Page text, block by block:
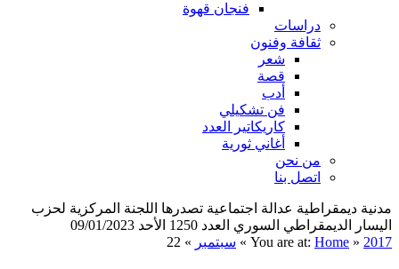
فنجان قهوة
دراسات
ثقافة وفنون
شعر
قصة
أدب
فن تشكيلي
كاريكاتير العدد
أغاني ثورية
من نحن
اتصل بنا
مدنية ديمقراطية عدالة اجتماعية تصدرها اللجنة المركزية لحزب
اليسار الديمقراطي السوري العدد 1250 الأحد 09/01/2023
You are at: Home » 2017
» سبتمبر »
22